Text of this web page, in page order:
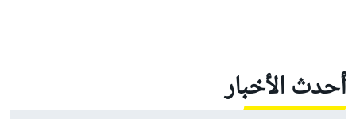
أحدث الأخبار